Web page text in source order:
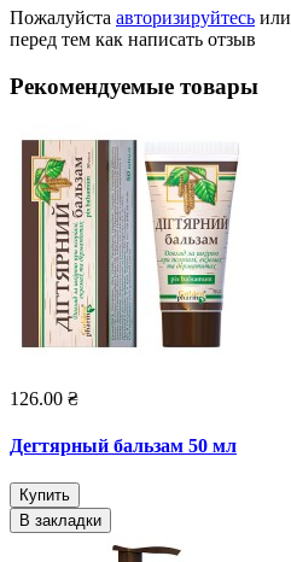
Пожалуйста авторизируйтесь или
перед тем как написать отзыв
Рекомендуемые товары
126.00 ₴
Дегтярный бальзам 50 мл
Купить
В закладки